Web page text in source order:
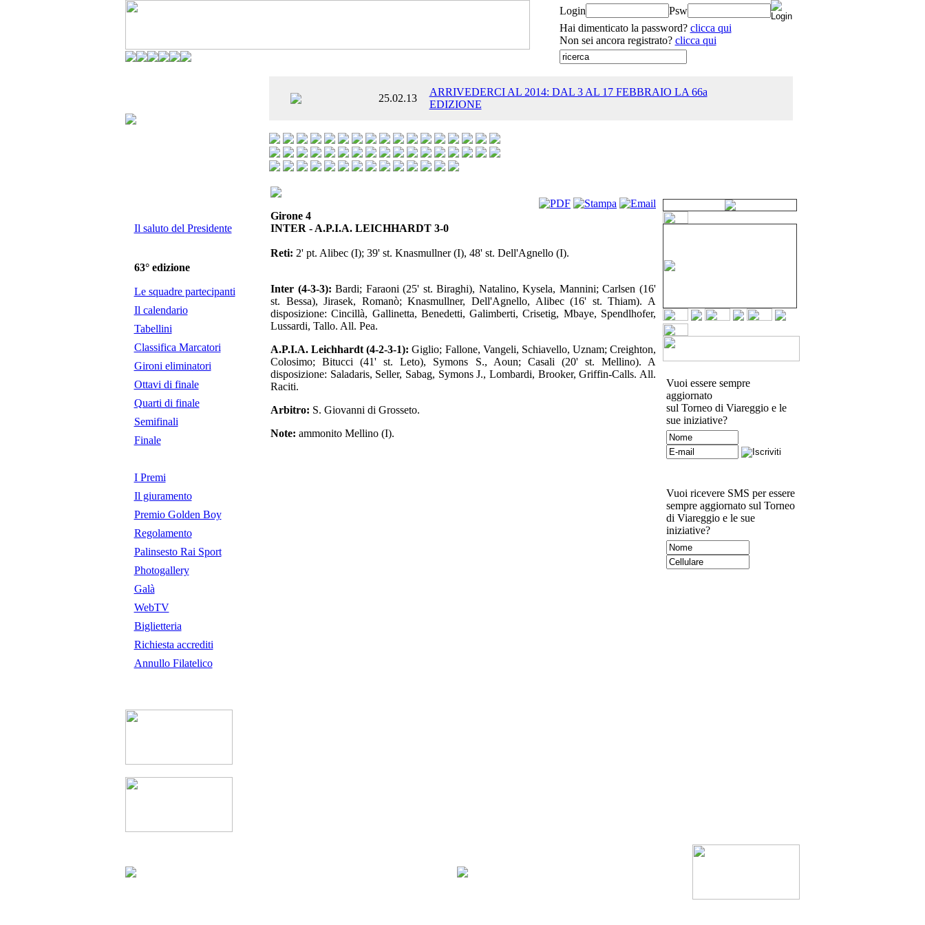
Login
Psw
Hai dimenticato la password? clicca qui
Non sei ancora registrato? clicca qui
25.02.13
ARRIVEDERCI AL 2014: DAL 3 AL 17 FEBBRAIO LA 66a
EDIZIONE
Il saluto del Presidente
63° edizione
Le squadre partecipanti
Il calendario
Tabellini
Classifica Marcatori
Gironi eliminatori
Ottavi di finale
Quarti di finale
Semifinali
Finale
I Premi
Il giuramento
Premio Golden Boy
Regolamento
Palinsesto Rai Sport
Photogallery
Galà
WebTV
Biglietteria
Richiesta accrediti
Annullo Filatelico
Girone 4
INTER - A.P.I.A. LEICHHARDT 3-0
Reti: 2' pt. Alibec (I); 39' st. Knasmullner (I), 48' st. Dell'Agnello (I).
Inter (4-3-3): Bardi; Faraoni (25' st. Biraghi), Natalino, Kysela, Mannini; Carlsen (16'
st. Bessa), Jirasek, Romanò; Knasmullner, Dell'Agnello, Alibec (16' st. Thiam). A
disposizione: Cincillà, Gallinetta, Benedetti, Galimberti, Crisetig, Mbaye, Spendlhofer,
Lussardi, Tallo. All. Pea.
A.P.I.A. Leichhardt (4-2-3-1): Giglio; Fallone, Vangeli, Schiavello, Uznam; Creighton,
Colosimo; Bitucci (41' st. Leto), Symons S., Aoun; Casali (20' st. Mellino). A
disposizione: Saladaris, Seller, Sabag, Symons J., Lombardi, Brooker, Griffin-Calls. All.
Raciti.
Arbitro: S. Giovanni di Grosseto.
Note: ammonito Mellino (I).
Vuoi essere sempre
aggiornato
sul Torneo di Viareggio e le
sue iniziative?
Vuoi ricevere SMS per essere
sempre aggiornato sul Torneo
di Viareggio e le sue
iniziative?